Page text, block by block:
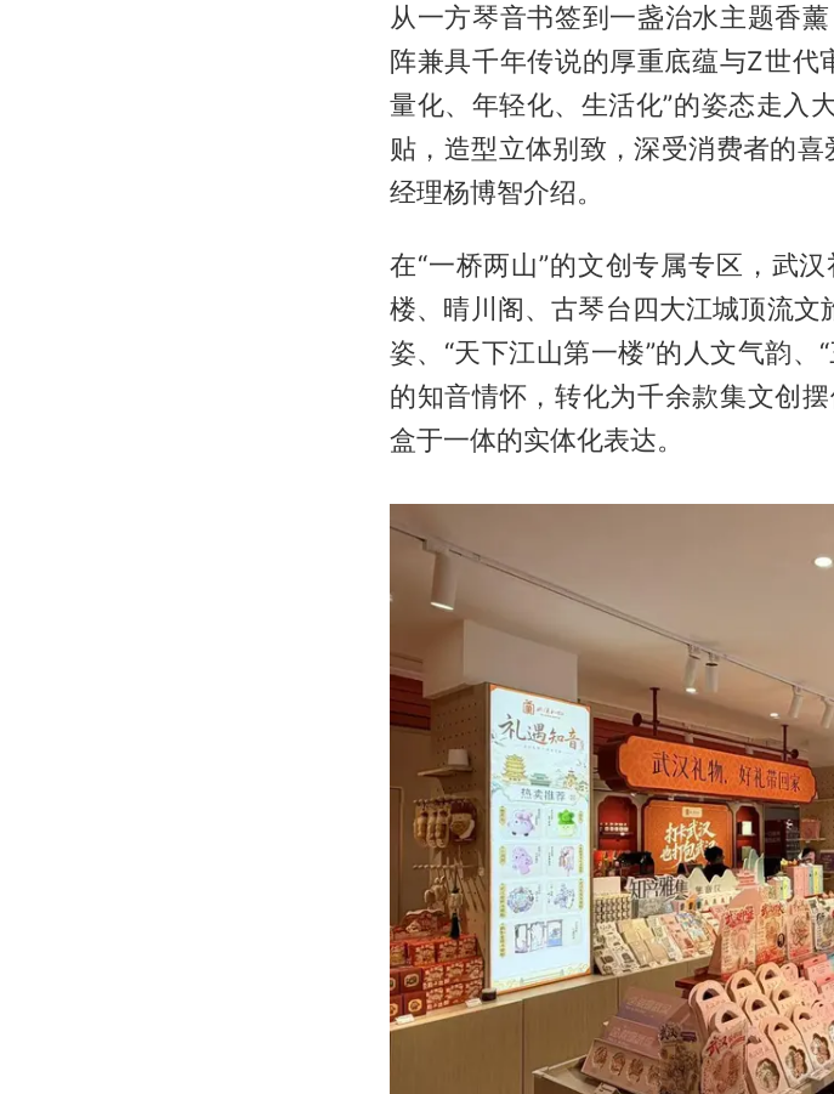
从一方琴音书签到一盏治水主题香
阵兼具千年传说的厚重底蕴与Z世代
量化、年轻化、生活化”的姿态走入
贴，造型立体别致，深受消费者的
经理杨博智介绍。
在“一桥两山”的文创专属专区，武
楼、晴川阁、古琴台四大江城顶流文
姿、“天下江山第一楼”的人文气韵、
的知音情怀，转化为千余款集文创
盒于一体的实体化表达。